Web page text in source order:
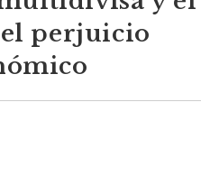
perjuicio